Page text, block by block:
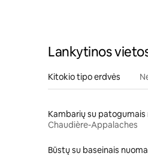
Lankytinos
Kitokio tipo erdvės
Chaudière-Appalaches
Būstų su baseinais nuoma